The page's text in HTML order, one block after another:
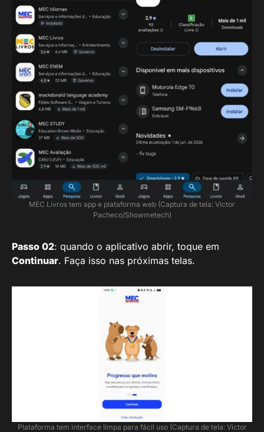
MEC Livros tem app e plataforma web (Captura de tela: Victor
Pacheco/Showmetech)
Passo 02: quando o aplicativo abrir, toque em
Continuar. Faça isso nas próximas telas.
Plataforma tem interface limpa para fácil uso (Captura de tela: Victor